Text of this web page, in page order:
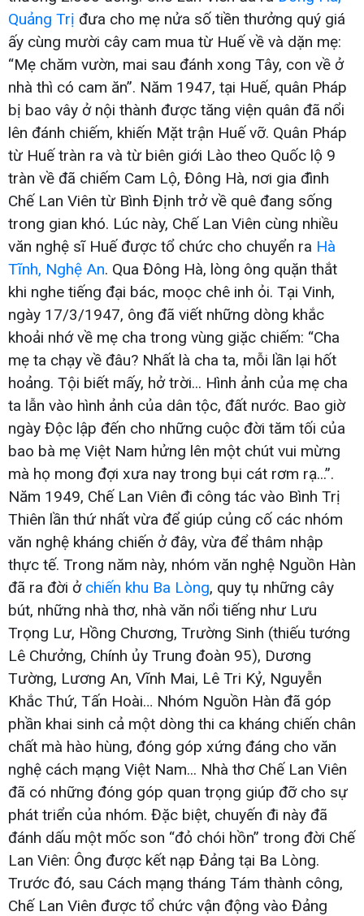
Quảng Trị đưa cho mẹ nửa số tiền thưởng quý giá
ấy cùng mười cây cam mua từ Huế về và dặn mẹ:
“Mẹ chăm vườn, mai sau đánh xong Tây, con về ở
nhà thì có cam ăn”. Năm 1947, tại Huế, quân Pháp
bị bao vây ở nội thành được tăng viện quân đã nổi
lên đánh chiếm, khiến Mặt trận Huế vỡ. Quân Pháp
từ Huế tràn ra và từ biên giới Lào theo Quốc lộ 9
tràn về đã chiếm Cam Lộ, Đông Hà, nơi gia đình
Chế Lan Viên từ Bình Định trở về quê đang sống
trong gian khó. Lúc này, Chế Lan Viên cùng nhiều
văn nghệ sĩ Huế được tổ chức cho chuyển ra Hà
Tĩnh, Nghệ An. Qua Đông Hà, lòng ông quặn thắt
khi nghe tiếng đại bác, moọc chê inh ỏi. Tại Vinh,
ngày 17/3/1947, ông đã viết những dòng khắc
khoải nhớ về mẹ cha trong vùng giặc chiếm: “Cha
mẹ ta chạy về đâu? Nhất là cha ta, mỗi lần lại hốt
hoảng. Tội biết mấy, hở trời... Hình ảnh của mẹ cha
ta lẫn vào hình ảnh của dân tộc, đất nước. Bao giờ
ngày Độc lập đến cho những cuộc đời tăm tối của
bao bà mẹ Việt Nam hửng lên một chút vui mừng
mà họ mong đợi xưa nay trong bụi cát rơm rạ...”.
Năm 1949, Chế Lan Viên đi công tác vào Bình Trị
Thiên lần thứ nhất vừa để giúp củng cố các nhóm
văn nghệ kháng chiến ở đây, vừa để thâm nhập
thực tế. Trong năm này, nhóm văn nghệ Nguồn Hàn
đã ra đời ở chiến khu Ba Lòng, quy tụ những cây
bút, những nhà thơ, nhà văn nổi tiếng như Lưu
Trọng Lư, Hồng Chương, Trường Sinh (thiếu tướng
Lê Chưởng, Chính ủy Trung đoàn 95), Dương
Tường, Lương An, Vĩnh Mai, Lê Tri Kỷ, Nguyễn
Khắc Thứ, Tấn Hoài… Nhóm Nguồn Hàn đã góp
phần khai sinh cả một dòng thi ca kháng chiến chân
chất mà hào hùng, đóng góp xứng đáng cho văn
nghệ cách mạng Việt Nam... Nhà thơ Chế Lan Viên
đã có những đóng góp quan trọng giúp đỡ cho sự
phát triển của nhóm. Đặc biệt, chuyến đi này đã
đánh dấu một mốc son “đỏ chói hồn” trong đời Chế
Lan Viên: Ông được kết nạp Đảng tại Ba Lòng.
Trước đó, sau Cách mạng tháng Tám thành công,
Chế Lan Viên được tổ chức vận động vào Đảng